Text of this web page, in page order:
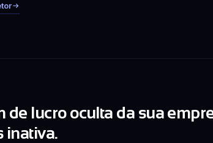
lucro oculta da sua
inativa.